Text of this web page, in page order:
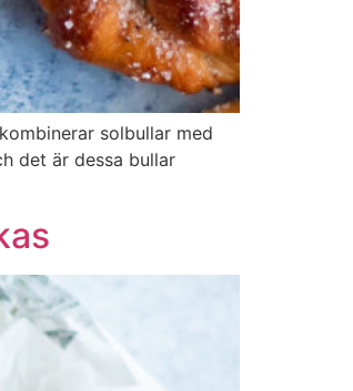
solbullar med
det är dessa bullar